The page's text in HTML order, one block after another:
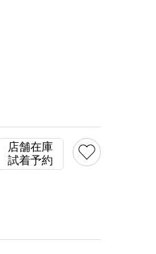
店舗在庫
試着予約